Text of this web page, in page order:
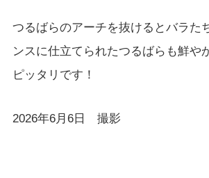
つるばらのアーチを抜けるとバラた
ンスに仕立てられたつるばらも鮮や
ピッタリです！
2026年6月6日 撮影